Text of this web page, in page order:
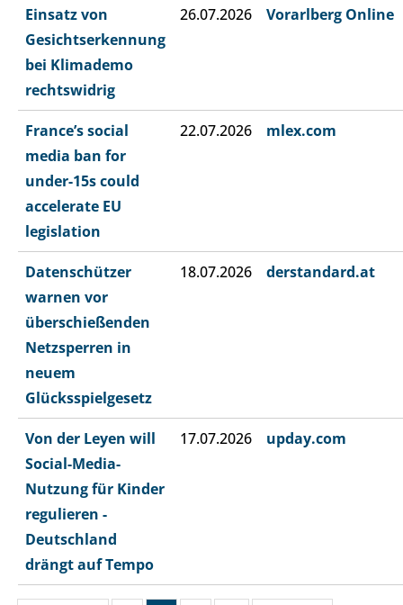
Einsatz von
Gesichtserkennung
bei Klimademo
rechtswidrig
26.07.2026 Vorarlberg Online
France’s social
media ban for
under-15s could
accelerate EU
legislation
22.07.2026 mlex.com
Datenschützer
warnen vor
überschießenden
Netzsperren in
neuem
Glücksspielgesetz
18.07.2026 derstandard.at
Von der Leyen will
Social-Media-
Nutzung für Kinder
regulieren -
Deutschland
drängt auf Tempo
17.07.2026 upday.com